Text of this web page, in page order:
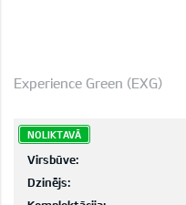
Experience Green (EXG)
NOLIKTAVĀ
Virsbūve:
Dzinējs: